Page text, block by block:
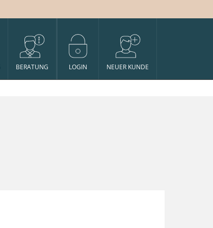
BERATUNG LOGIN NEUER KUNDE